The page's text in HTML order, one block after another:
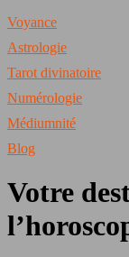
Voyance
Astrologie
Tarot divinatoire
Numérologie
Médiumnité
Blog
Votre